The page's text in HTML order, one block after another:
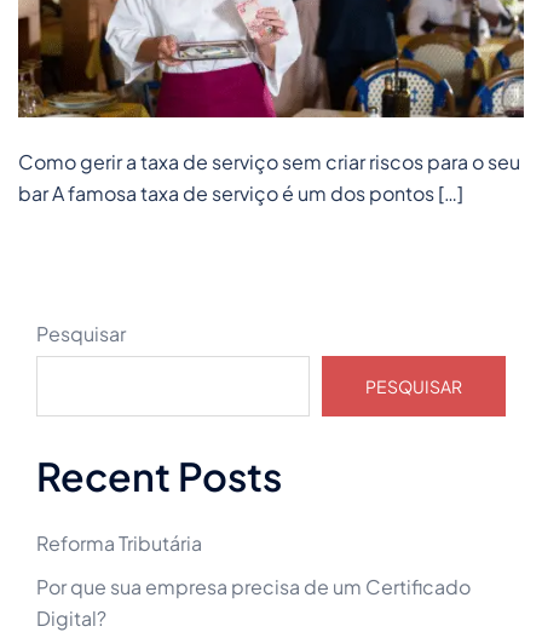
Como gerir a taxa de serviço sem criar riscos para o seu
bar A famosa taxa de serviço é um dos pontos […]
Pesquisar
PESQUISAR
Recent Posts
Reforma Tributária
Por que sua empresa precisa de um Certificado
Digital?